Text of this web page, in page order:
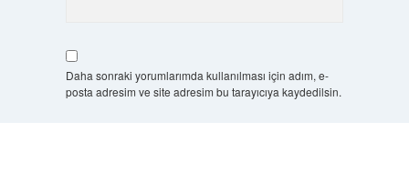
Daha sonraki yorumlarımda kullanılması için adım, e-
posta adresim ve site adresim bu tarayıcıya kaydedilsin.